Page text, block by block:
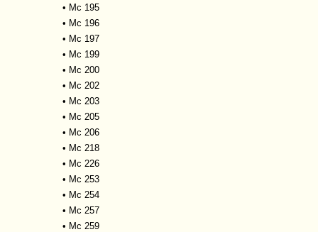
• Mc 195
• Mc 196
• Mc 197
• Mc 199
• Mc 200
• Mc 202
• Mc 203
• Mc 205
• Mc 206
• Mc 218
• Mc 226
• Mc 253
• Mc 254
• Mc 257
• Mc 259